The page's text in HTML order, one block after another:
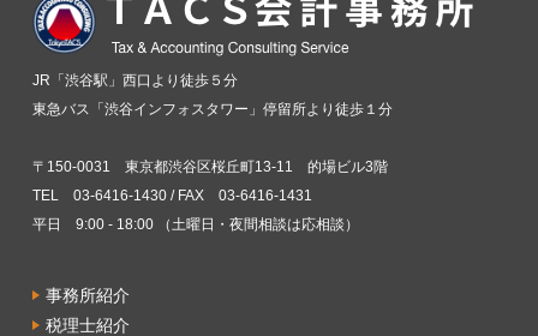
JR「渋谷駅」西口より徒歩５分
東急バス「渋谷インフォスタワー」停留所より徒歩１分
〒150-0031 東京都渋谷区桜丘町13-11 的場ビル3階
TEL 03-6416-1430 / FAX 03-6416-1431
平日 9:00 - 18:00 （土曜日・夜間相談は応相談）
事務所紹介
税理士紹介